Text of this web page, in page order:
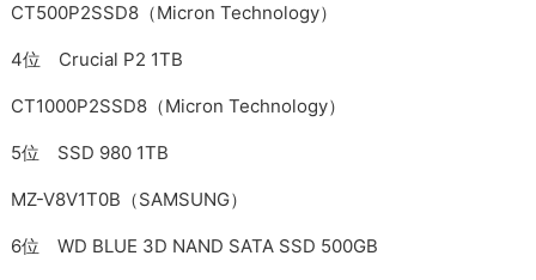
CT500P2SSD8（Micron Technology）
4位 Crucial P2 1TB
CT1000P2SSD8（Micron Technology）
5位 SSD 980 1TB
MZ-V8V1T0B（SAMSUNG）
6位 WD BLUE 3D NAND SATA SSD 500GB